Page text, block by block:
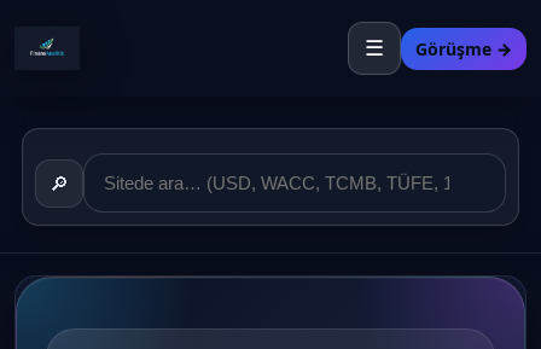
☰ Görüşme →
🔎